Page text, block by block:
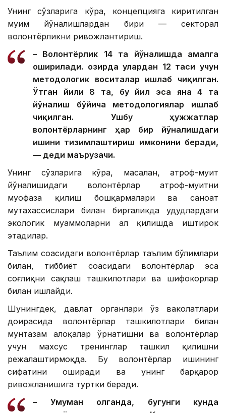
Унинг сўзларига кўра, концепцияга киритилган
муҳим йўналишлардан бири — секторал
волонтёрликни ривожлантириш.
– Волонтёрлик 14 та йўналишда амалга
оширилади. Ҳозирда улардан 12 таси учун
методологик воситалар ишлаб чиқилган.
Ўтган йили 8 та, бу йил эса яна 4 та
йўналиш бўйича методологиялар ишлаб
чиқилган. Ушбу ҳужжатлар
волонтёрларнинг ҳар бир йўналишдаги
ишини тизимлаштириш имконини беради,
— деди маърузачи.
Унинг сўзларига кўра, масалан, атроф-муҳит
йўналишидаги волонтёрлар атроф-муҳитни
муҳофаза қилиш бошқармалари ва саноат
мутахассислари билан биргаликда ҳудудлардаги
экологик муаммоларни ҳал қилишда иштирок
этадилар.
Таълим соҳасидаги волонтёрлар таълим бўлимлари
билан, тиббиёт соҳасидаги волонтёрлар эса
соғлиқни сақлаш ташкилотлари ва шифокорлар
билан ишлайди.
Шунингдек, давлат органлари ўз ваколатлари
доирасида волонтёрлар ташкилотлари билан
мунтазам алоқалар ўрнатишни ва волонтёрлар
учун махсус тренинглар ташкил қилишни
режалаштирмоқда. Бу волонтёрлар ишининг
сифатини оширади ва унинг барқарор
ривожланишига туртки беради.
– Умуман олганда, бугунги кунда